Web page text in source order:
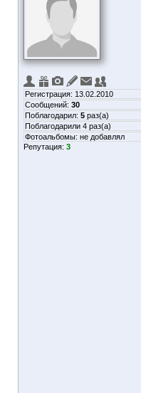
Регистрация: 13.02.2010
Сообщений: 30
Поблагодарил: 5 раз(а)
Поблагодарили 4 раз(а)
Фотоальбомы: не добавлял
Репутация: 3